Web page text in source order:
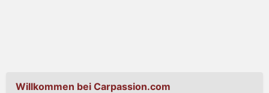
Willkommen bei Carpassion.com